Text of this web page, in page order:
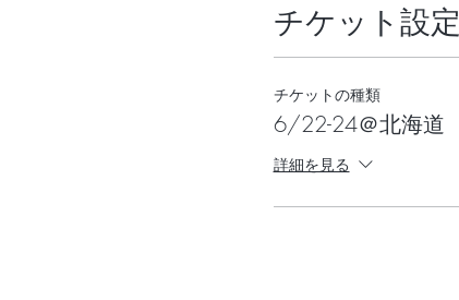
チケット設定
チケットの種類
6/22-24＠北海道
詳細を見る